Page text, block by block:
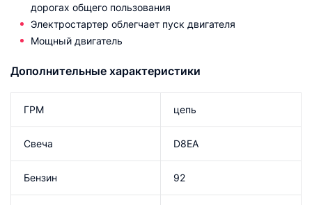
дорогах общего пользования
Электростартер облегчает пуск двигателя
Мощный двигатель
Дополнительные характеристики
ГРМ цепь
Свеча D8EA
Бензин 92